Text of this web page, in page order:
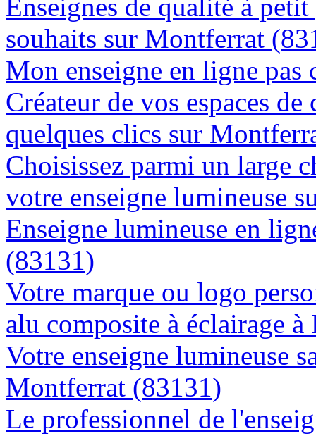
Enseignes de qualité à
souhaits sur Montferrat
Mon enseigne en ligne
Créateur de vos espaces
quelques clics sur
Choisissez parmi un large
votre enseigne lumineuse
Enseigne lumineuse en
(83131)
Votre marque ou logo
alu composite à éclairage
Votre enseigne lumineuse
Montferrat (83131)
Le professionnel de